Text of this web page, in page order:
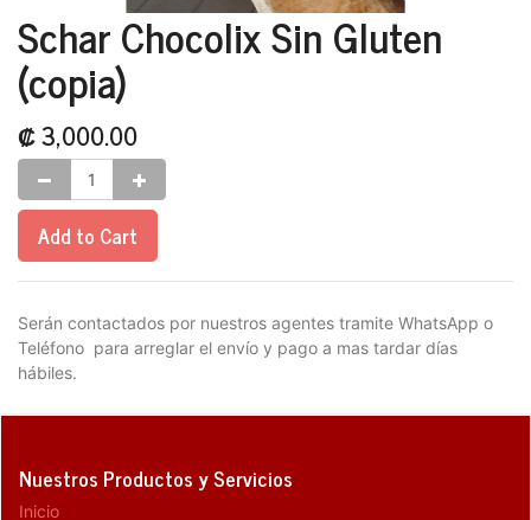
Schar Chocolix Sin Gluten
(copia)
₡3,000.00
Add to Cart
Serán contactados por nuestros agentes tramite WhatsApp o
Teléfono para arreglar el envío y pago a mas tardar días
hábiles.
Nuestros Productos y Servicios
Inicio